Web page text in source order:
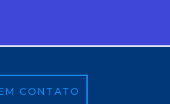
CONTATO